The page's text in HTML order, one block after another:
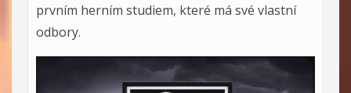
prvním herním studiem, které má své vlastní
odbory.